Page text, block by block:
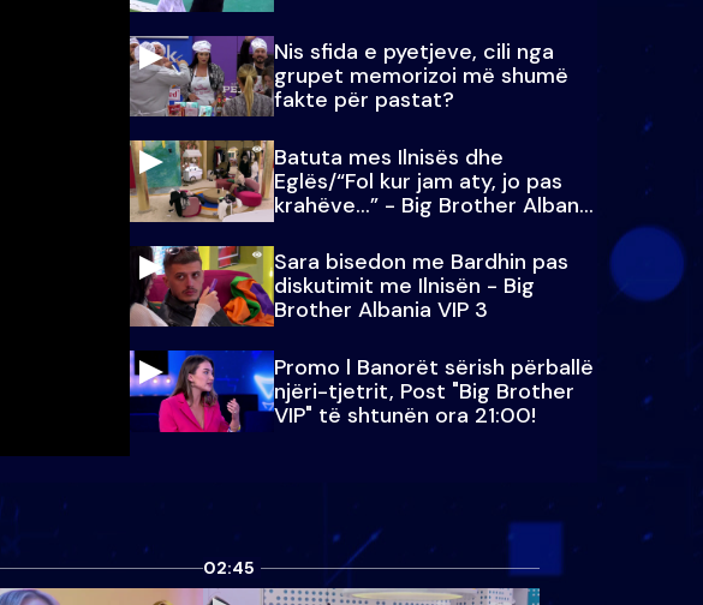
Nis sfida e pyetjeve, cili nga
grupet memorizoi më shumë
fakte për pastat?
Batuta mes Ilnisës dhe
Eglës/“Fol kur jam aty, jo pas
krahëve…” - Big Brother Albania
VIP 3
Sara bisedon me Bardhin pas
diskutimit me Ilnisën - Big
Brother Albania VIP 3
Promo l Banorët sërish përballë
njëri-tjetrit, Post "Big Brother
VIP" të shtunën ora 21:00!
02:45